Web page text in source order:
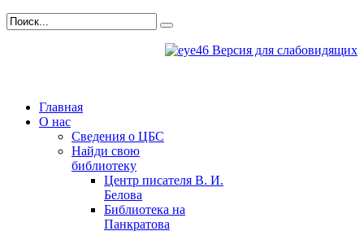
Версия для слабовидящих
Главная
О нас
Сведения о ЦБС
Найди свою
библиотеку
Центр писателя В. И.
Белова
Библиотека на
Панкратова